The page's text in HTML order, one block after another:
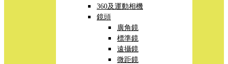
360及運動相機
鏡頭
廣角鏡
標準鏡
遠攝鏡
微距鏡